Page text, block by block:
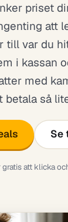
priset
att
till var du
i kassan
med
betala så
Se
att klicka